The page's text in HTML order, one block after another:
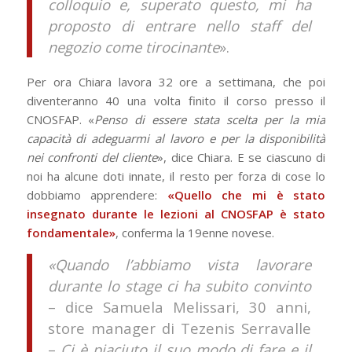
colloquio e, superato questo, mi ha
proposto di entrare nello staff del
negozio come tirocinante».
Per ora Chiara lavora 32 ore a settimana, che poi
diventeranno 40 una volta finito il corso presso il
CNOSFAP. «Penso di essere stata scelta per la mia
capacità di adeguarmi al lavoro e per la disponibilità
nei confronti del cliente», dice Chiara. E se ciascuno di
noi ha alcune doti innate, il resto per forza di cose lo
dobbiamo apprendere: «Quello che mi è stato
insegnato durante le lezioni al CNOSFAP è stato
fondamentale», conferma la 19enne novese.
«Quando l’abbiamo vista lavorare
durante lo stage ci ha subito convinto
– dice Samuela Melissari, 30 anni,
store manager di Tezenis Serravalle